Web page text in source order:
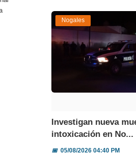
Nogales
Investigan nueva
intoxicación en No...
📅05/08/2026 04:40 PM